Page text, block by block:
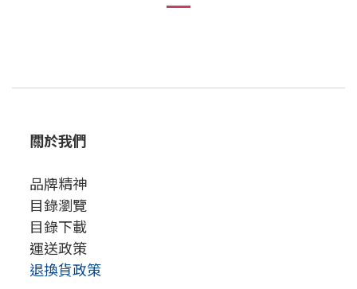
關於我們
品牌精神
目錄瀏覽
目錄下載
運送政策
退換貨政策